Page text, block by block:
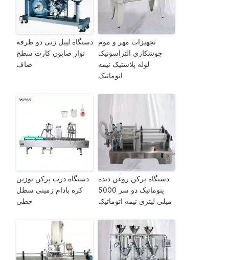
تجهیزات مهر و موم
جوشکاری التراسونیک
لوله پلاستیک نیمه
اتوماتیک
دستگاه لیبل زنی دو طرفه
نوار صابون کارت سطح
صاف
دستگاه پرکن روغن دنده
پنوماتیک دو سر 5000
میلی لیتری نیمه اتوماتیک
دستگاه درب پرکن توزین
کره بادام زمینی سطل
خطی